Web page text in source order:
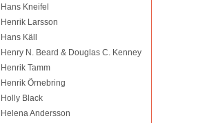
Hans Kneifel
Henrik Larsson
Hans Käll
Henry N. Beard & Douglas C. Kenney
Henrik Tamm
Henrik Örnebring
Holly Black
Helena Andersson